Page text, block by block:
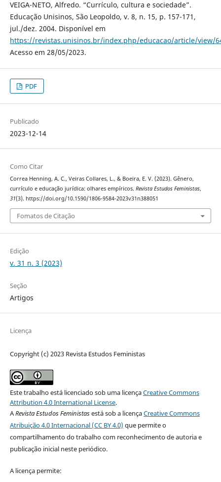
VEIGA-NETO, Alfredo. “Currículo, cultura e sociedade”.
Educação Unisinos, São Leopoldo, v. 8, n. 15, p. 157-171,
jul./dez. 2004. Disponível em
https://revistas.unisinos.br/index.php/educacao/article/view/
Acesso em 28/05/2023.
PDF
Publicado
2023-12-14
Como Citar
Correa Henning, A. C., Veiras Collares, L., & Boeira, E. V. (2023). Gênero,
currículo e educação jurídica: olhares empíricos. Revista Estudos Feministas,
31(3). https://doi.org/10.1590/1806-9584-2023v31n388051
Fomatos de Citação
Edição
v. 31 n. 3 (2023)
Seção
Artigos
Licença
Copyright (c) 2023 Revista Estudos Feministas
Este trabalho está licenciado sob uma licençaCreative Commons
Attribution 4.0 International License.
ARevista Estudos Feministasestá sob a licençaCreative Commons
Atribuição 4.0 Internacional (CC BY 4.0) que permite o
compartilhamento do trabalho com reconhecimento de autoria e
publicação inicial neste periódico.
A licença permite: